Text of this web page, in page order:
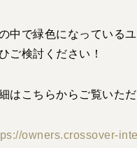
中で緑色になっている
ご検討ください！
はこちらからご覧いただ
owners.crossover-